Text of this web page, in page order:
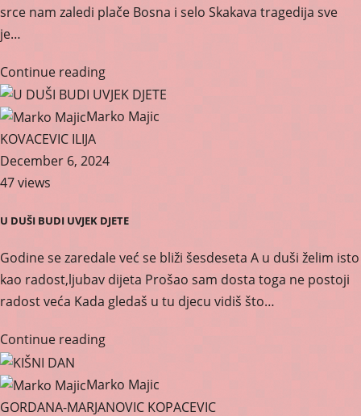
srce nam zaledi plače Bosna i selo Skakava tragedija sve
je…
Continue reading
Marko Majic
KOVACEVIC ILIJA
December 6, 2024
47 views
U DUŠI BUDI UVJEK DJETE
Godine se zaredale već se bliži šesdeseta A u duši želim isto
kao radost,ljubav dijeta Prošao sam dosta toga ne postoji
radost veća Kada gledaš u tu djecu vidiš što…
Continue reading
Marko Majic
GORDANA-MARJANOVIC KOPACEVIC